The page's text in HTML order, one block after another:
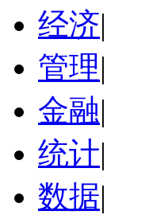
经济|
管理|
金融|
统计|
数据|